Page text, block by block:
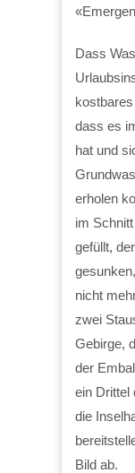
Dass
dass es
hat und
erholen
im
gefüllt,
nicht
zwei
Gebirge,
der
ein Drittel
die
Bild ab.